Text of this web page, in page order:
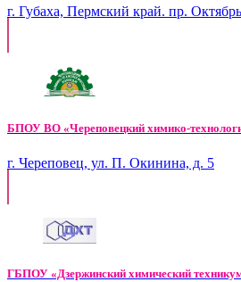
г. Губаха, Пермский край. пр.
БПОУ ВО «Череповецкий химико-
г. Череповец, ул. П. Окинина, д. 5
ГБПОУ «Дзержинский химический